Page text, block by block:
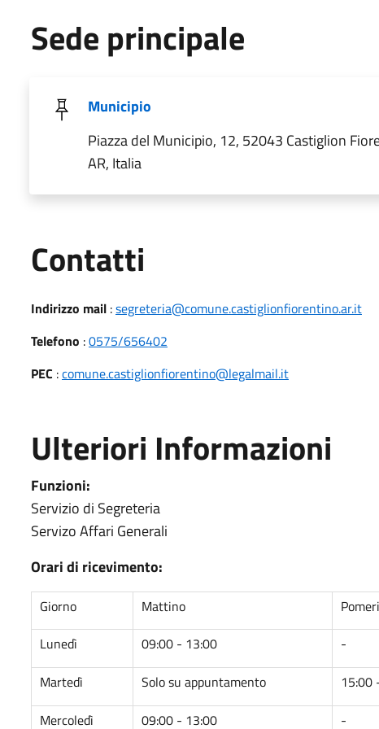
Sede principale
Municipio
Piazza del Municipio, 12, 52043 Castiglion
AR, Italia
Contatti
Indirizzo mail:segreteria@comune.castiglionfiorentino.ar.it
Telefono :0575/656402
PEC :comune.castiglionfiorentino@legalmail.it
Ulteriori Informazioni
Funzioni:
Servizio di Segreteria
Servizo Affari Generali
Orari di ricevimento:
Giorno Mattino
Lunedì
09:00 - 13:00
-
Martedì
Solo su appuntamento
15:00
Mercoledì
09:00 - 13:00 -